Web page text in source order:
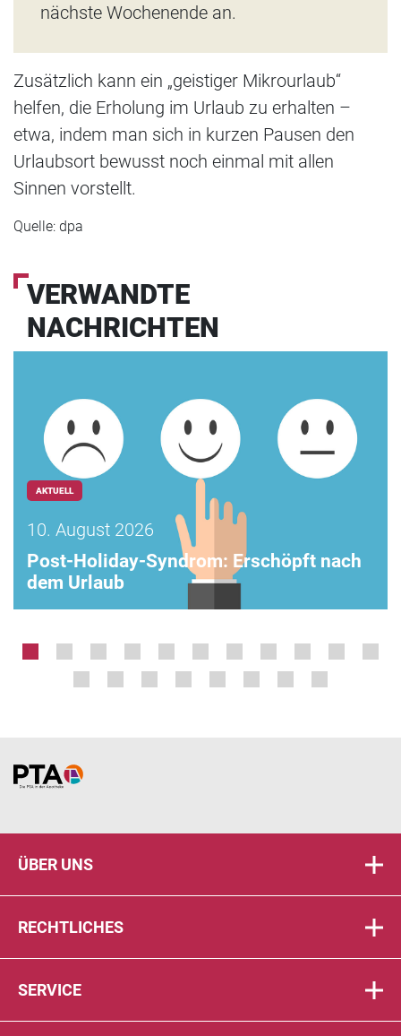
nächste Wochenende an.
Zusätzlich kann ein „geistiger Mikrourlaub“
helfen, die Erholung im Urlaub zu erhalten –
etwa, indem man sich in kurzen Pausen den
Urlaubsort bewusst noch einmal mit allen
Sinnen vorstellt.
Quelle: dpa
VERWANDTE
NACHRICHTEN
AKTUELL
10. August 2026
Post-Holiday-Syndrom: Erschöpft nach
dem Urlaub
Home
ÜBER UNS
RECHTLICHES
SERVICE